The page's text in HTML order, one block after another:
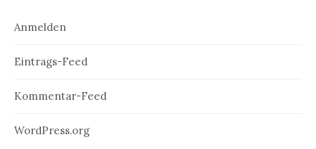
Anmelden
Eintrags-Feed
Kommentar-Feed
WordPress.org